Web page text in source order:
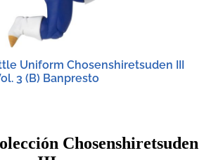
Uniform Chosenshiretsuden III
3 (B) Banpresto
Chosenshiretsuden